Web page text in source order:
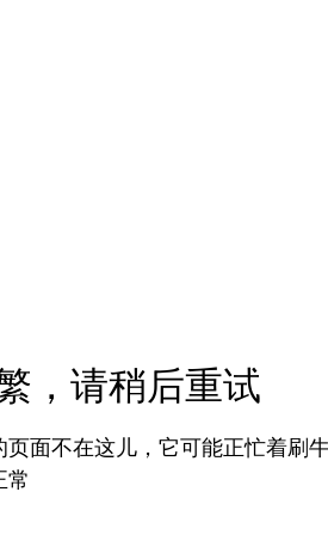
，请稍后重试
页面不在这儿，它可能正忙着刷
常